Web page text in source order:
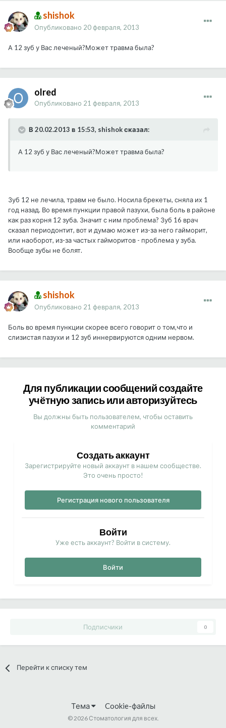
shishok
Опубликовано 20 февраля, 2013
А 12 зуб у Вас леченый?Может травма была?
olred
Опубликовано 21 февраля, 2013
В 20.02.2013 в 15:53, shishok сказал:
А 12 зуб у Вас леченый?Может травма была?
Зуб 12 не лечила, травм не было. Носила брекеты, сняла их 1
год назад. Во время пункции правой пазухи, была боль в районе
как раз корня 12 зуба. Значит с ним проблема? Зуб 16 врач
сказал периодонтит, вот и думаю может из-за него гайморит,
или наоборот, из-за частых гайморитов - проблема у зуба.
Вообще зубы не болят.
shishok
Опубликовано 21 февраля, 2013
Боль во время пункции скорее всего говорит о том,что и
слизистая пазухи и 12 зуб иннервируются одним нервом.
Для публикации сообщений создайте
учётную запись или авторизуйтесь
Вы должны быть пользователем, чтобы оставить
комментарий
Создать аккаунт
Зарегистрируйте новый аккаунт в нашем сообществе.
Это очень просто!
Регистрация нового пользователя
Войти
Уже есть аккаунт? Войти в систему.
Войти
Подписчики 0
Перейти к списку тем
Тема Cookie-файлы
©2026 Стоматология для всех.